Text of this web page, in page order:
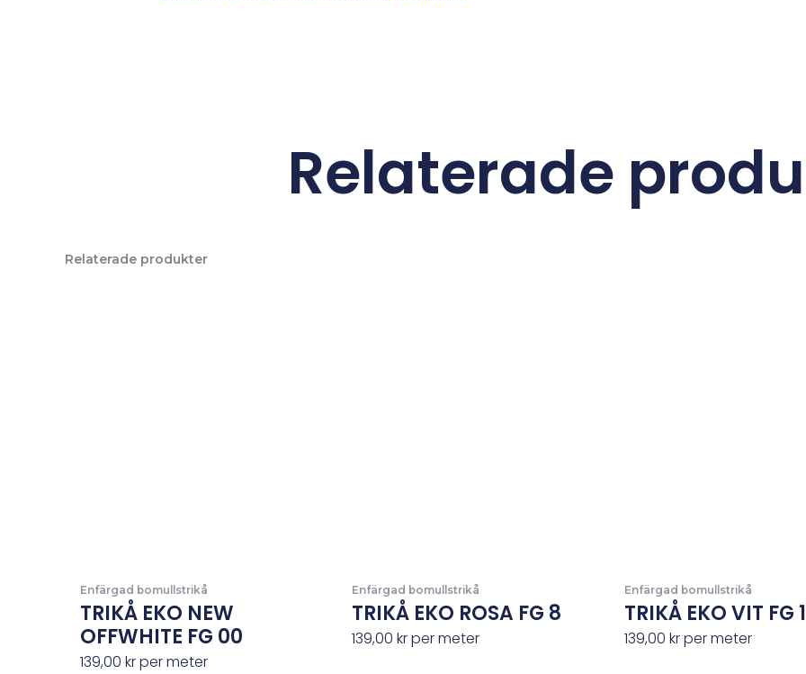
Relaterade
Relaterade produkter
Enfärgad bomullstrikå
TRIKÅ EKO NEW
OFFWHITE FG 00
139,00 krper meter
Enfärgad bomullstrikå
TRIKÅ EKO ROSA FG 8
139,00krper meter
Enfärgad bomullstrikå
TRIKÅ EKO VIT FG 1
139,00 krper meter